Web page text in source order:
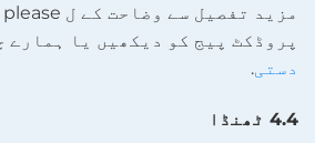
پروڈکٹ پیج کو دیکھیں یا ہمارے
دستی.
4.4 ٹھنڈا